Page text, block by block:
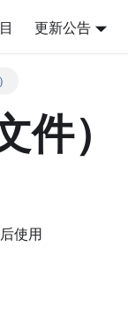
更新公告
）
使用